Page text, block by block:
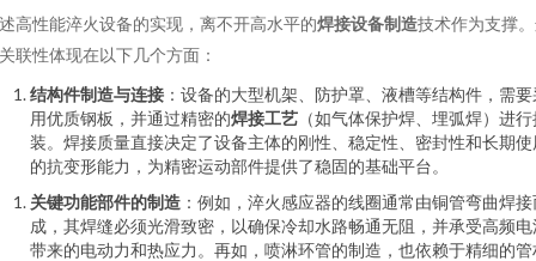
高性能淬火设备的实现，离不开高水平的焊接设备制造技术作为支撑
联性体现在以下几个方面：
结构件制造与连接 ：设备的大型机架、防护罩、液槽等结构件，需
用优质钢板，并通过精密的焊接工艺 （如气体保护焊、埋弧焊）进
装。焊接质量直接决定了设备主体的刚性、稳定性、密封性和长期使
的抗变形能力，为精密运动部件提供了稳固的基础平台。
关键功能部件的制造 ：例如，淬火感应器的线圈通常由铜管弯曲焊
成，其焊缝必须光滑致密，以确保冷却水路畅通无阻，并承受高频电
带来的电动力和热应力。再如，喷淋环管的制造，也依赖于精细的管